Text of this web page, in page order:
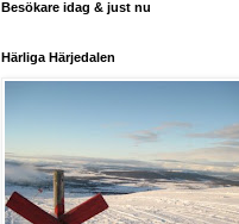
Besökare idag & just nu
Härliga Härjedalen